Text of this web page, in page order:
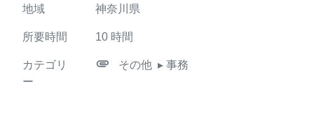
地域 神奈川県
所要時間 10 時間
カテゴリ
ー
attachment その他 ▸ 事務